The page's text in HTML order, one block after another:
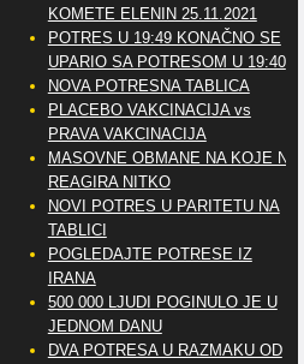
KOMETE ELENIN 25.11.2021
POTRES U 19:49 KONAČNO SE
UPARIO SA POTRESOM U 19:40
NOVA POTRESNA TABLICA
PLACEBO VAKCINACIJA vs
PRAVA VAKCINACIJA
MASOVNE OBMANE NA KOJE NE
REAGIRA NITKO
NOVI POTRES U PARITETU NA
TABLICI
POGLEDAJTE POTRESE IZ
IRANA
500 000 LJUDI POGINULO JE U
JEDNOM DANU
DVA POTRESA U RAZMAKU OD